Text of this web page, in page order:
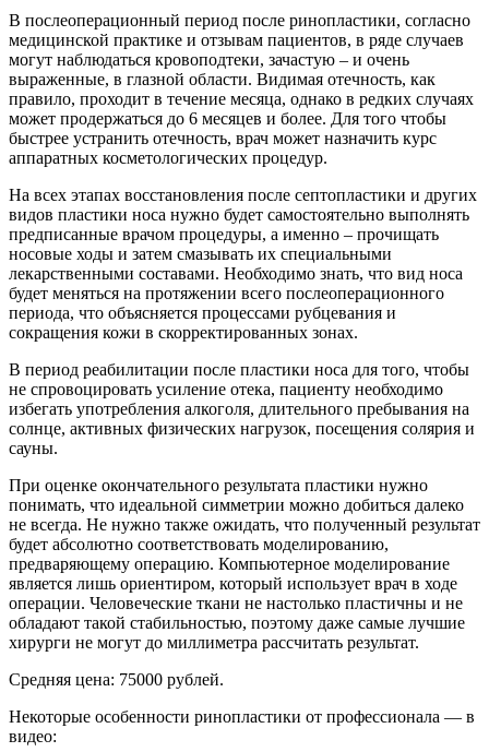
В послеоперационный период после ринопластики, согласно
медицинской практике и отзывам пациентов, в ряде случаев
могут наблюдаться кровоподтеки, зачастую – и очень
выраженные, в глазной области. Видимая отечность, как
правило, проходит в течение месяца, однако в редких случаях
может продержаться до 6 месяцев и более. Для того чтобы
быстрее устранить отечность, врач может назначить курс
аппаратных косметологических процедур.
На всех этапах восстановления после септопластики и других
видов пластики носа нужно будет самостоятельно выполнять
предписанные врачом процедуры, а именно – прочищать
носовые ходы и затем смазывать их специальными
лекарственными составами. Необходимо знать, что вид носа
будет меняться на протяжении всего послеоперационного
периода, что объясняется процессами рубцевания и
сокращения кожи в скорректированных зонах.
В период реабилитации после пластики носа для того, чтобы
не спровоцировать усиление отека, пациенту необходимо
избегать употребления алкоголя, длительного пребывания на
солнце, активных физических нагрузок, посещения солярия и
сауны.
При оценке окончательного результата пластики нужно
понимать, что идеальной симметрии можно добиться далеко
не всегда. Не нужно также ожидать, что полученный результат
будет абсолютно соответствовать моделированию,
предваряющему операцию. Компьютерное моделирование
является лишь ориентиром, который использует врач в ходе
операции. Человеческие ткани не настолько пластичны и не
обладают такой стабильностью, поэтому даже самые лучшие
хирурги не могут до миллиметра рассчитать результат.
Средняя цена: 75000 рублей.
Некоторые особенности ринопластики от профессионала — в
видео: